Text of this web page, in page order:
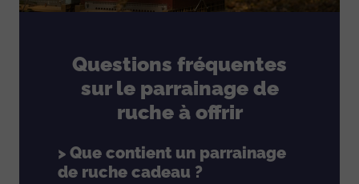
Questions fréquentes
sur le parrainage de
ruche à offrir
> Que contient un parrainage
de ruche cadeau ?